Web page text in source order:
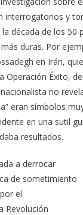
interrogatorios y
década de los
duras. Por
en Irán,
Éxito,
no
eran símbolos
en una sutil
resultados.
a derrocar
de sometimiento
el
Revolución